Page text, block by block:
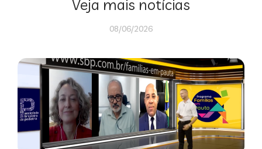
Veja mais notícias
08/06/2026